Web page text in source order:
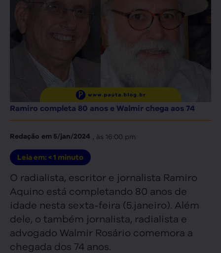
Ramiro completa 80 anos e Walmir chega aos 74
Redação em 5/jan/2024 , às 16:00 pm
Leia em: < 1 minuto
O radialista, escritor e jornalista Ramiro
Aquino está completando 80 anos de
idade nesta sexta-feira (5.janeiro). Além
dele, o também jornalista, radialista e
advogado Walmir Rosário comemora a
chegada dos 74 anos.